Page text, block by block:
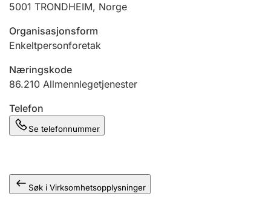
Ektepaktveileder
Andre tema
5001 TRONDHEIM, Norge
Organisasjonsform
Enkeltpersonforetak
Næringskode
86.210 Allmennlegetjenester
Telefon
Se telefonnummer
Søk i Virksomhetsopplysninger